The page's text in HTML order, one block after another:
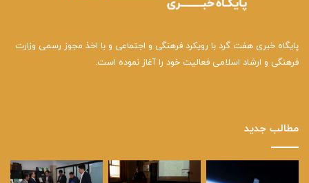
پایگاه خبری هفت گرد با رویکرد فرهنگی و اجتماعی و با اخذ مجوز رسمی وزارت
فرهنگی و ارشاد اسلامی فعالیت خود را آغاز نموده است.
مطالب جدید